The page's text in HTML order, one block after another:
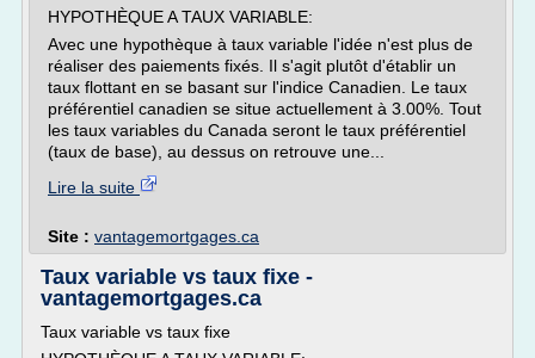
HYPOTHÈQUE A TAUX VARIABLE:
Avec une hypothèque à taux variable l'idée n'est plus de
réaliser des paiements fixés. Il s'agit plutôt d'établir un
taux flottant en se basant sur l'indice Canadien. Le taux
préférentiel canadien se situe actuellement à 3.00%. Tout
les taux variables du Canada seront le taux préférentiel
(taux de base), au dessus on retrouve une...
Lire la suite
Site : vantagemortgages.ca
Taux variable vs taux fixe -
vantagemortgages.ca
Taux variable vs taux fixe